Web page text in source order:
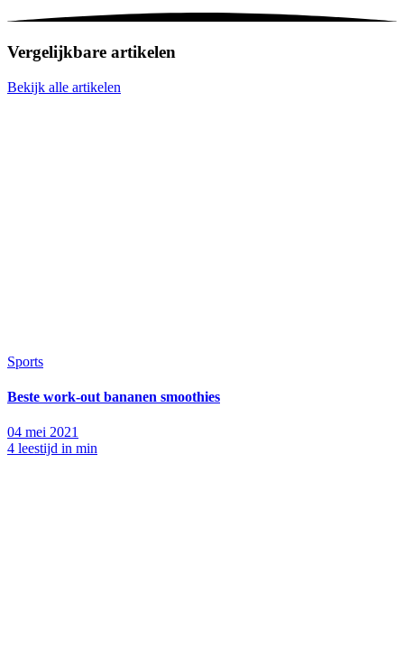
Vergelijkbare artikelen
Bekijk alle artikelen
Sports
Beste work-out bananen smoothies
04 mei 2021
4 leestijd in min